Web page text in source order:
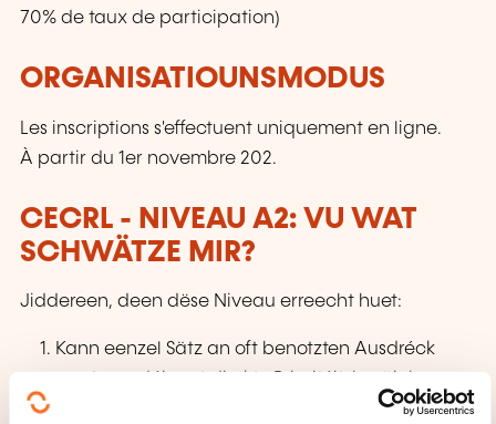
70% de taux de participation)
ORGANISATIOUNSMODUS
Les inscriptions s'effectuent uniquement en ligne.
À partir du 1er novembre 202.
CECRL - NIVEAU A2: VU WAT
SCHWÄTZE MIR?
Jiddereen, deen dëse Niveau erreecht huet:
Kann eenzel Sätz an oft benotzten Ausdréck
dinn hunn (zum Beispill einfach Informatiounen